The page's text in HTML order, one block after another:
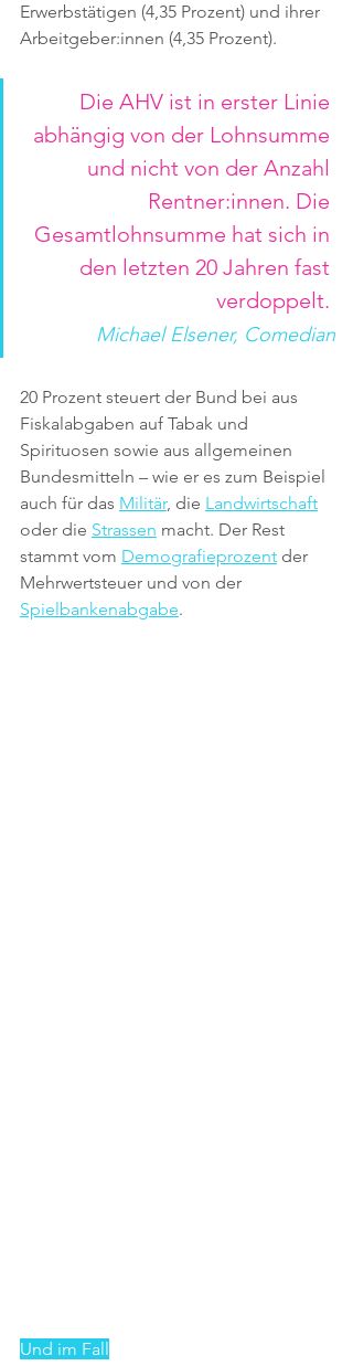
Erwerbstätigen (4,35 Prozent) und ihrer
Arbeitgeber:innen (4,35 Prozent).
Die AHV ist in erster Linie
abhängig von der Lohnsumme
und nicht von der Anzahl
Rentner:innen. Die
Gesamtlohnsumme hat sich in
den letzten 20 Jahren fast
verdoppelt.
Michael Elsener, Comedian
20 Prozent steuert der Bund bei aus
Fiskalabgaben auf Tabak und
Spirituosen sowie aus allgemeinen
Bundesmitteln – wie er es zum Beispiel
auch für das Militär, die Landwirtschaft
oder die Strassen macht. Der Rest
stammt vom Demografieprozent der
Mehrwertsteuer und von der
Spielbankenabgabe.
Und im Fall